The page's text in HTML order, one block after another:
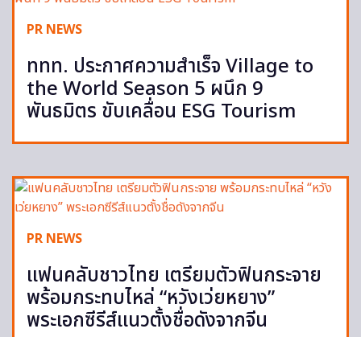
PR NEWS
ททท. ประกาศความสำเร็จ Village to
the World Season 5 ผนึก 9
พันธมิตร ขับเคลื่อน ESG Tourism
PR NEWS
แฟนคลับชาวไทย เตรียมตัวฟินกระจาย
พร้อมกระทบไหล่ “หวังเว่ยหยาง”
พระเอกซีรีส์แนวตั้งชื่อดังจากจีน